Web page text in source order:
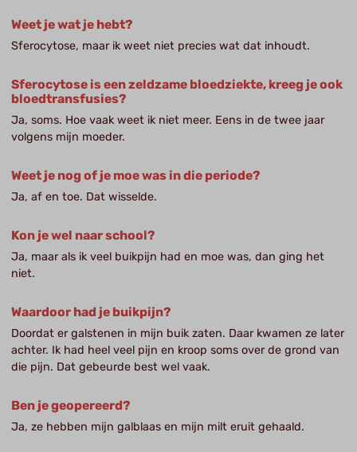
Weet je wat je hebt?
Sferocytose, maar ik weet niet precies wat dat inhoudt.
Sferocytose is een zeldzame bloedziekte, kreeg je ook
bloedtransfusies?
Ja, soms. Hoe vaak weet ik niet meer. Eens in de twee jaar
volgens mijn moeder.
Weet je nog of je moe was in die periode?
Ja, af en toe. Dat wisselde.
Kon je wel naar school?
Ja, maar als ik veel buikpijn had en moe was, dan ging het
niet.
Waardoor had je buikpijn?
Doordat er galstenen in mijn buik zaten. Daar kwamen ze later
achter. Ik had heel veel pijn en kroop soms over de grond van
die pijn. Dat gebeurde best wel vaak.
Ben je geopereerd?
Ja, ze hebben mijn galblaas en mijn milt eruit gehaald.